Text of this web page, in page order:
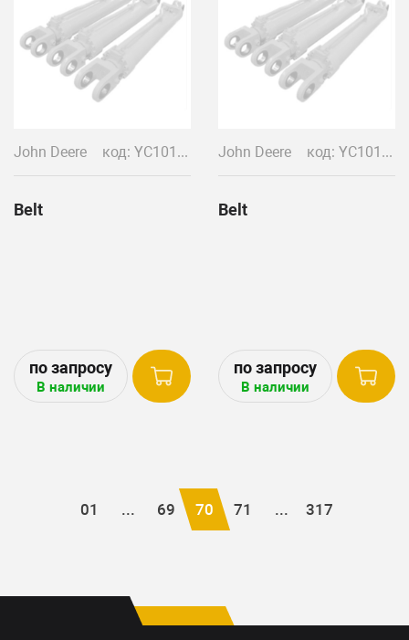
John Deere код: YC10136
Belt
В наличии
John Deere код: YC10132
Belt
В наличии
01 ... 69 70 71 ... 317